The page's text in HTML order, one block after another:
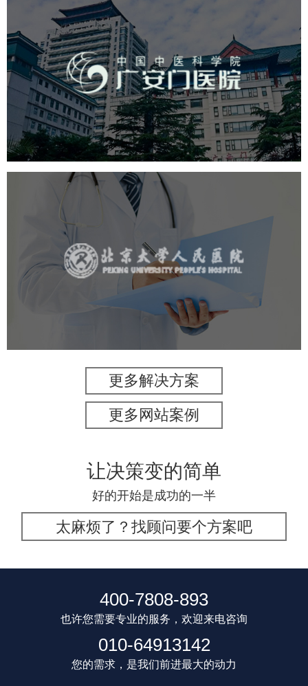
广安门医院
医药医疗 医院 医院网站建设
互联网医院
品牌官网
网站建设 网页设计
北京大学人民医院
医院
IT平台整体解决方案
定制开发 网站代运营
更多解决方案
更多网站案例
让决策变的简单
好的开始是成功的一半
太麻烦了？找顾问要个方案吧
400-7808-893
也许您需要专业的服务，欢迎来电咨询
010-64913142
您的需求，是我们前进最大的动力